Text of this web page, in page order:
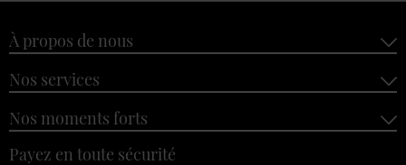
À propos de nous
Nos services
Nos moments forts
Payez en toute sécurité